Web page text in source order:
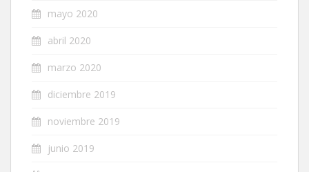
mayo 2020
abril 2020
marzo 2020
diciembre 2019
noviembre 2019
junio 2019